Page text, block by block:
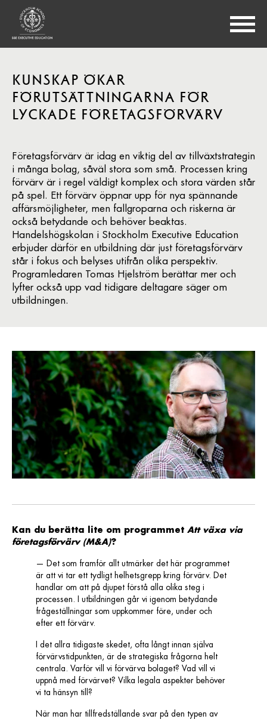
KUNSKAP ÖKAR
FÖRUTSÄTTNINGARNA FÖR
LYCKADE FÖRETAGSFÖRVÄRV
Företagsförvärv är idag en viktig del av tillväxtstrategin
i många bolag, såväl stora som små. Processen kring
förvärv är i regel väldigt komplex och stora värden står
på spel. Ett förvärv öppnar upp för nya spännande
affärsmöjligheter, men fallgroparna och riskerna är
också betydande och behöver beaktas.
Handelshögskolan i Stockholm Executive Education
erbjuder därför en utbildning där just företagsförvärv
står i fokus och belyses utifrån olika perspektiv.
Programledaren Tomas Hjelström berättar mer och
lyfter också upp vad tidigare deltagare säger om
utbildningen.
Kan du berätta lite om programmet Att växa via
företagsförvärv (M&A)?
—
Det som framför allt utmärker det här programmet
är att vi tar ett tydligt helhetsgrepp kring förvärv. Det
handlar om att på djupet förstå alla olika steg i
processen. I utbildningen går vi igenom betydande
frågeställningar som uppkommer före, under och
efter ett förvärv.
I det allra tidigaste skedet, ofta långt innan själva
förvärvstidpunkten, är de strategiska frågorna helt
centrala. Varför vill vi förvärva bolaget? Vad vill vi
uppnå med förvärvet? Vilka legala aspekter behöver
vi ta hänsyn till?
När man har tillfredställande svar på den typen av